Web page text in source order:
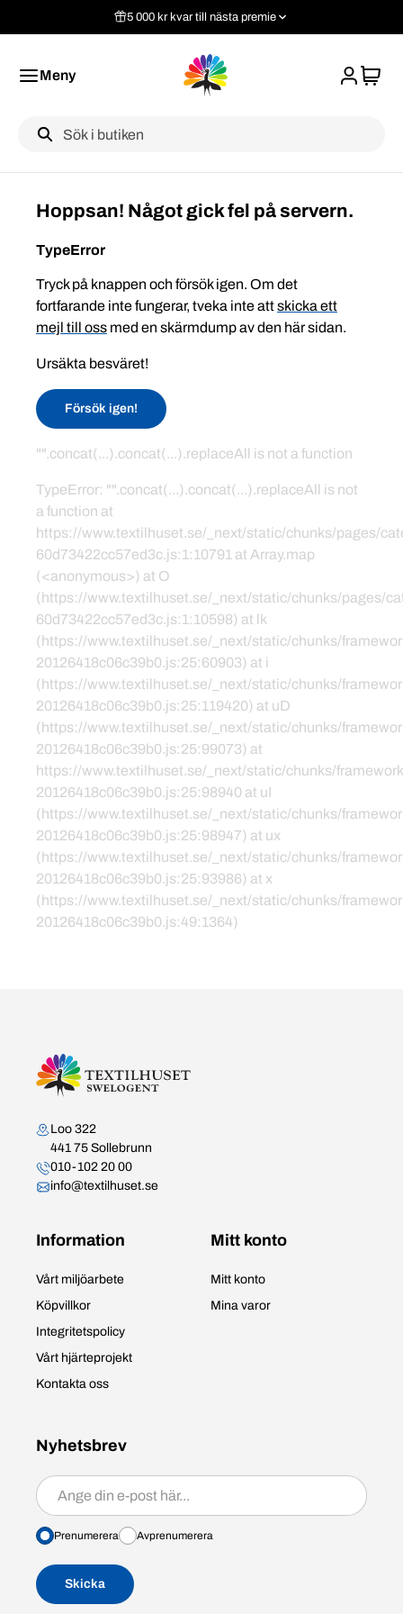
5 000 kr kvar till nästa premie
Meny
Label
Hoppsan! Något gick fel på servern.
TypeError
Tryck på knappen och försök igen. Om det
fortfarande inte fungerar, tveka inte attskicka ett
mejl till oss med en skärmdump av den här sidan.
Ursäkta besväret!
Försök igen!
"".concat(...).concat(...).replaceAll is not a function
TypeError: "".concat(...).concat(...).replaceAll is not
a function at
https://www.textilhuset.se/_next/static/chunks/pages/
60d73422cc57ed3c.js:1:10791 at Array.map
(<anonymous>) at O
(https://www.textilhuset.se/_next/static/chunks/pages/
60d73422cc57ed3c.js:1:10598) at lk
(https://www.textilhuset.se/_next/static/chunks/
20126418c06c39b0.js:25:60903) at i
(https://www.textilhuset.se/_next/static/chunks/
20126418c06c39b0.js:25:119420) at uD
(https://www.textilhuset.se/_next/static/chunks/
20126418c06c39b0.js:25:99073) at
https://www.textilhuset.se/_next/static/chunks/
20126418c06c39b0.js:25:98940 at uI
(https://www.textilhuset.se/_next/static/chunks/
20126418c06c39b0.js:25:98947) at ux
(https://www.textilhuset.se/_next/static/chunks/
20126418c06c39b0.js:25:93986) at x
(https://www.textilhuset.se/_next/static/chunks/
20126418c06c39b0.js:49:1364)
Kontakta oss
Loo 322
441 75 Sollebrunn
010-102 20 00
info@textilhuset.se
Information
Vårt miljöarbete
Köpvillkor
Integritetspolicy
Vårt hjärteprojekt
Kontakta oss
Mitt konto
Mitt konto
Mina varor
Nyhetsbrev
Prenumerera/avprenumerera
Prenumerera Avprenumerera
Skicka